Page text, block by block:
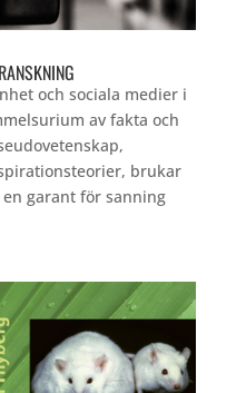
och sociala medier i
av fakta och
brukar
garant för sanning